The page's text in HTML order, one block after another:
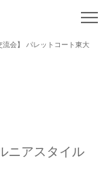
流会】 パレットコート東大
ニアスタイル